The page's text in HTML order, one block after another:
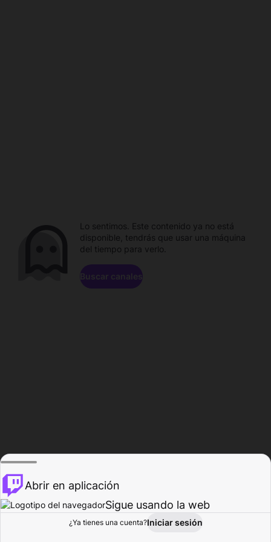
Explorar Actividad
Lo sentimos. Este contenido ya no está
disponible, tendrás que usar una máquina
del tiempo para verlo.
Buscar canales
Abrir en aplicación
Sigue usando la web
¿Ya tienes una cuenta?Iniciar sesión